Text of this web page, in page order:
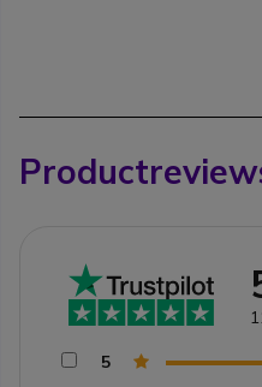
5